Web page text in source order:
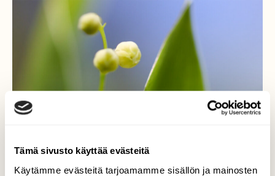
Tämä sivusto käyttää evästeitä
Käytämme evästeitä tarjoamamme sisällön ja mainosten